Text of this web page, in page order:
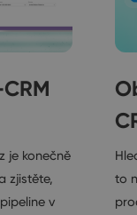
je konečně
zjistěte,
v
to